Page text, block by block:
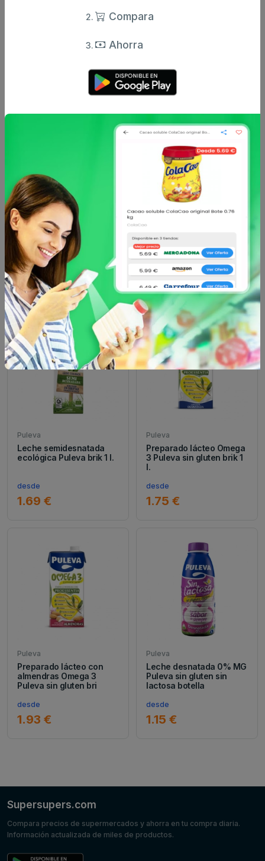
Otros productos dePuleva
bebidas vegetales
Puleva
Leche entera fresca
Puleva botella 1,5 l.
desde
2.69 €
Puleva
Bebida láctea desnatada
omega 3 Puleva Brick 1 L
desde
1.89 €
Puleva
Leche semidesnatada
ecológica Puleva brik 1 l.
desde
1.69 €
Puleva
Preparado lácteo Omega
3 Puleva sin gluten brik 1
l.
desde
1.75 €
Puleva
Preparado lácteo con
almendras Omega 3
Puleva sin gluten bri
desde
1.93 €
Puleva
Leche desnatada 0% MG
Puleva sin gluten sin
lactosa botella
desde
1.15 €
Compara
Ahorra
Supersupers.com
Compara precios de supermercados y ahorra en tu compra diaria.
Información actualizada de miles de productos.